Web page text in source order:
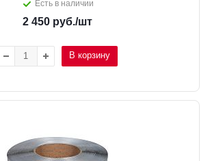
Есть в наличии
2 450руб./шт
В корзину